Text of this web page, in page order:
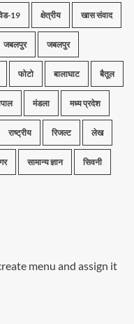
19 क्षेत्रीय खास संवाद
जबलपुर जबलपुर
फोटो बालाघाट बैतूल
मंडला मध्य प्रदेश
राष्ट्रीय रिजल्ट लेख
सामान्य ज्ञान सिवनी
menu and assign it